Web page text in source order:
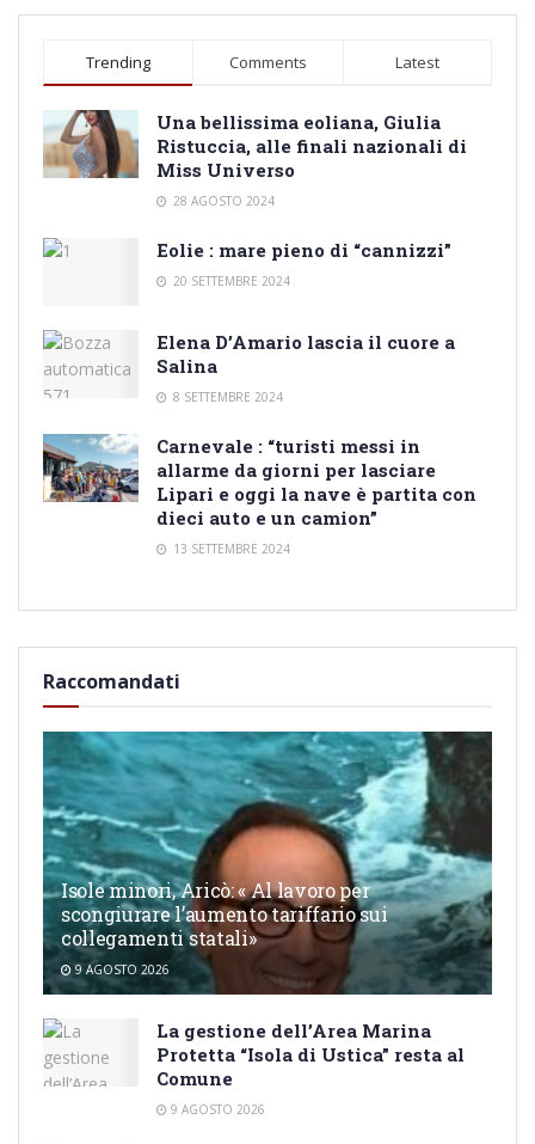
Trending Comments Latest
Una bellissima eoliana, Giulia
Ristuccia, alle finali nazionali di
Miss Universo
28 AGOSTO 2024
Eolie : mare pieno di “cannizzi”
20 SETTEMBRE 2024
Elena D’Amario lascia il cuore a
Salina
8 SETTEMBRE 2024
Carnevale : “turisti messi in
allarme da giorni per lasciare
Lipari e oggi la nave è partita con
dieci auto e un camion”
13 SETTEMBRE 2024
Raccomandati
Isole minori, Aricò: « Al lavoro per
scongiurare l’aumento tariffario sui
collegamenti statali»
9 AGOSTO 2026
La gestione dell’Area Marina
Protetta “Isola di Ustica” resta al
Comune
9 AGOSTO 2026